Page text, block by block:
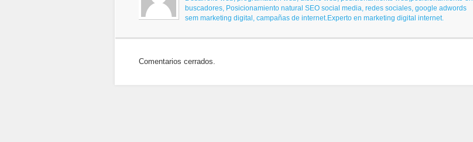
buscadores, Posicionamiento natural SEO social media, redes sociales, google adwords
sem marketing digital, campañas de internet.Experto en marketing digital internet.
Comentarios cerrados.